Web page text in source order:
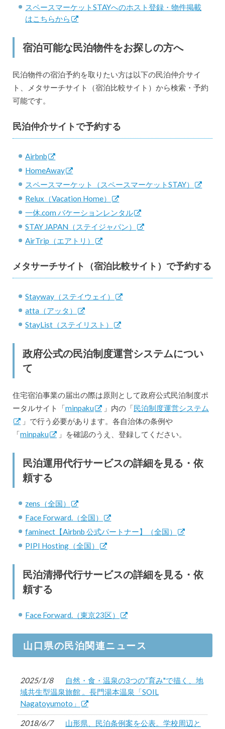
スペースマーケットSTAYへのホスト登録・物件掲載
はこちらから
宿泊可能な民泊物件をお探しの方へ
民泊物件の宿泊予約を取りたい方は以下の民泊仲介サイ
ト、メタサーチサイト（宿泊比較サイト）から検索・予約
可能です。
民泊仲介サイトで予約する
Airbnb
HomeAway
スペースマーケット（スペースマーケットSTAY）
Relux（Vacation Home）
一休.com バケーションレンタル
STAY JAPAN（ステイジャパン）
AirTrip（エアトリ）
メタサーチサイト（宿泊比較サイト）で予約する
Stayway（ステイウェイ）
atta（アッタ）
StayList（ステイリスト）
政府公式の民泊制度運営システムについ
て
住宅宿泊事業の届出の際は原則として政府公式民泊制度ポ
ータルサイト「minpaku 」内の「民泊制度運営システム
」で行う必要があります。各自治体の条例や
「minpaku 」を確認のうえ、登録してください。
民泊運用代行サービスの詳細を見る・依
頼する
zens（全国）
Face Forward.（全国）
faminect【Airbnb 公式パートナー】（全国）
PIPI Hosting（全国）
民泊清掃代行サービスの詳細を見る・依
頼する
Face Forward.（東京23区）
山口県の民泊関連ニュース
2025/1/8
自然・食・温泉の3つの“育み"で描く、地
域共生型温泉旅館 。長門湯本温泉「SOIL
Nagatoyumoto」
2018/6/7
山形県、民泊条例案を公表。学校周辺と